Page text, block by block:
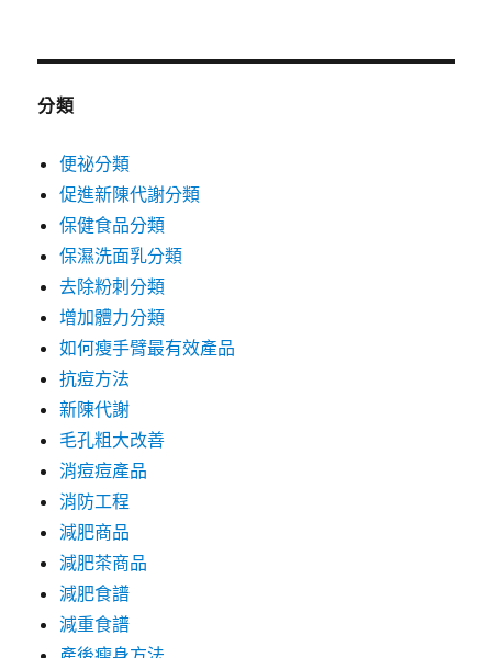
分類
便祕分類
促進新陳代謝分類
保健食品分類
保濕洗面乳分類
去除粉刺分類
增加體力分類
如何瘦手臂最有效產品
抗痘方法
新陳代謝
毛孔粗大改善
消痘痘產品
消防工程
減肥商品
減肥茶商品
減肥食譜
減重食譜